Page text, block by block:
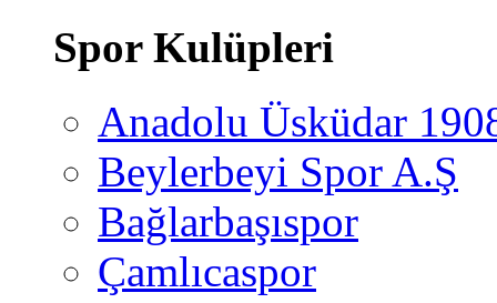
Spor Kulüpleri
Anadolu Üsküdar
Beylerbeyi Spor A.Ş
Bağlarbaşıspor
Çamlıcaspor